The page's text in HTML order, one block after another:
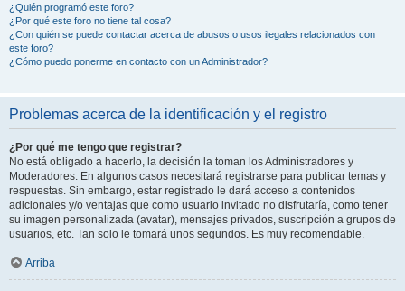
¿Quién programó este foro?
¿Por qué este foro no tiene tal cosa?
¿Con quién se puede contactar acerca de abusos o usos ilegales relacionados con
este foro?
¿Cómo puedo ponerme en contacto con un Administrador?
Problemas acerca de la identificación y el registro
¿Por qué me tengo que registrar?
No está obligado a hacerlo, la decisión la toman los Administradores y
Moderadores. En algunos casos necesitará registrarse para publicar temas y
respuestas. Sin embargo, estar registrado le dará acceso a contenidos
adicionales y/o ventajas que como usuario invitado no disfrutaría, como tener
su imagen personalizada (avatar), mensajes privados, suscripción a grupos de
usuarios, etc. Tan solo le tomará unos segundos. Es muy recomendable.
Arriba